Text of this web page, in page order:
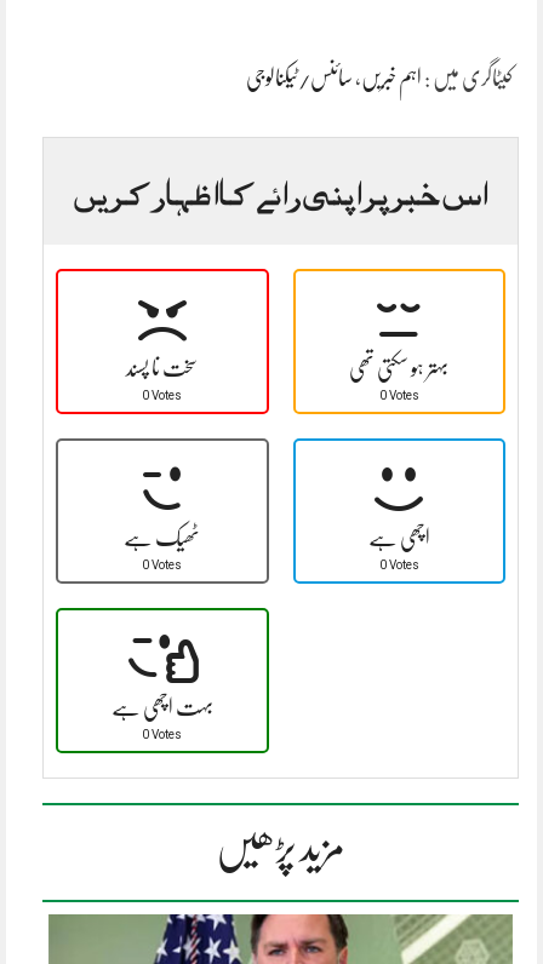
کیٹاگری میں : اہم خبریں ، سائنس/ٹیکنالوجی
اس خبر پر اپنی رائے کا اظہار کریں
سخت نا پسند
0 Votes
بہتر ہو سکتی تھی
0 Votes
ٹھیک ہے
0 Votes
اچھی ہے
0 Votes
بہت اچھی ہے
0 Votes
مزید پڑھیں